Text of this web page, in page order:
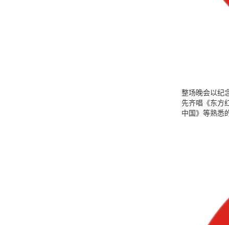
整场晚会以纪
先齐唱《东方
中国》等熟悉